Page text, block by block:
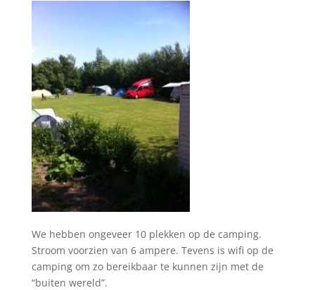
We hebben ongeveer 10 plekken op de camping.
Stroom voorzien van 6 ampere. Tevens is wifi op de
camping om zo bereikbaar te kunnen zijn met de
“buiten wereld”.